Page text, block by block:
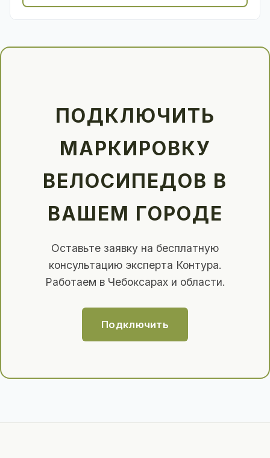
ПОДКЛЮЧИТЬ
МАРКИРОВКУ
ВЕЛОСИПЕДОВ В
ВАШЕМ ГОРОДЕ
Оставьте заявку на бесплатную
консультацию эксперта Контура.
Работаем в Чебоксарах и области.
Подключить